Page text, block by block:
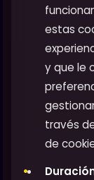
estas
y que le
través
de